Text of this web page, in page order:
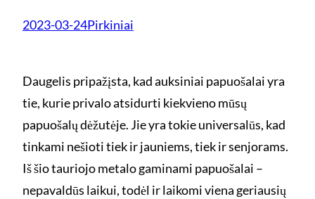
2023-03-24Pirkiniai
Daugelis pripažįsta, kad auksiniai papuošalai yra
tie, kurie privalo atsidurti kiekvieno mūsų
papuošalų dėžutėje. Jie yra tokie universalūs, kad
tinkami nešioti tiek ir jauniems, tiek ir senjorams.
Iš šio tauriojo metalo gaminami papuošalai –
nepavaldūs laikui, todėl ir laikomi viena geriausių